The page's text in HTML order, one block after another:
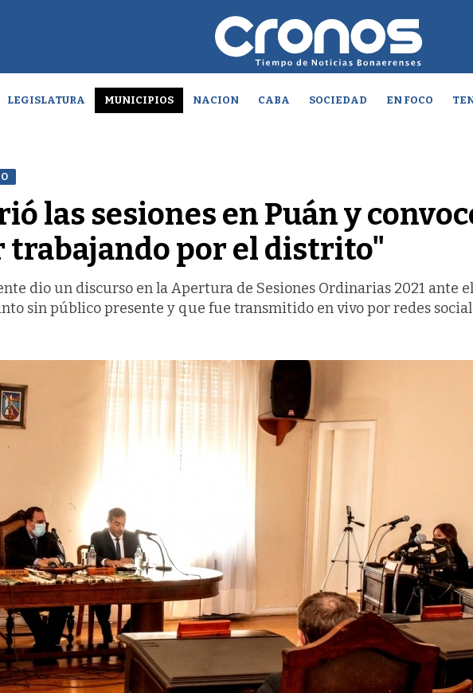
LEGISLATURA MUNICIPIOS NACION CABA SOCIEDAD EN FOCO
las sesiones en Puán y
por el distrito"
dio un discurso en la Apertura de Sesiones Ordinarias 2021 ante
sin público presente y que fue transmitido en vivo por redes